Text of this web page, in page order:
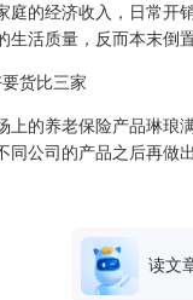
庭的经济收入，日常开
生活质量，反而本末倒置
货比三家
的养老保险产品琳琅
同公司的产品之后再做出
读文